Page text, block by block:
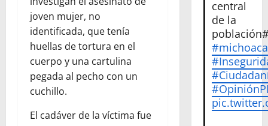
joven mujer, no
identificada, que tenía
huellas de tortura en el
cuerpo y una cartulina
pegada al pecho con un
cuchillo.
El cadáver de la víctima fue
central
de la